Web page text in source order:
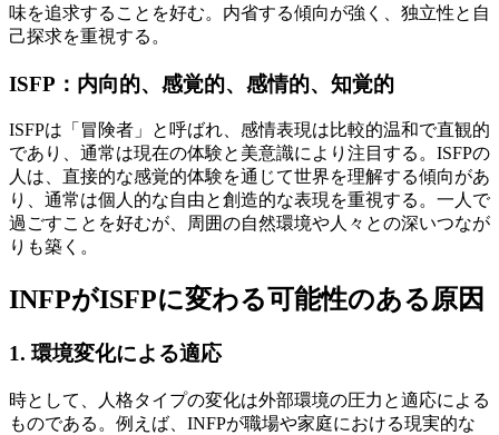
味を追求することを好む。内省する傾向が強く、独立性と自
己探求を重視する。
ISFP：内向的、感覚的、感情的、知覚的
ISFPは「冒険者」と呼ばれ、感情表現は比較的温和で直観的
であり、通常は現在の体験と美意識により注目する。ISFPの
人は、直接的な感覚的体験を通じて世界を理解する傾向があ
り、通常は個人的な自由と創造的な表現を重視する。一人で
過ごすことを好むが、周囲の自然環境や人々との深いつなが
りも築く。
INFPがISFPに変わる可能性のある原因
1. 環境変化による適応
時として、人格タイプの変化は外部環境の圧力と適応による
ものである。例えば、INFPが職場や家庭における現実的な